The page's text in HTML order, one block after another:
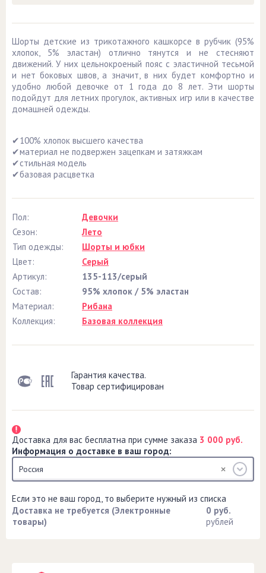
Шорты детские из трикотажного кашкорсе в рубчик (95%
хлопок, 5% эластан) отлично тянутся и не стесняют
движений. У них цельнокроеный пояс с эластичной тесьмой
и нет боковых швов, а значит, в них будет комфортно и
удобно любой девочке от 1 года до 8 лет. Эти шорты
подойдут для летних прогулок, активных игр или в качестве
домашней одежды.
✔100% хлопок высшего качества
✔материал не подвержен зацепкам и затяжкам
✔стильная модель
✔базовая расцветка
Пол:
Девочки
Сезон:
Лето
Тип одежды:
Шорты и юбки
Цвет:
Серый
Артикул:
135-113/серый
Состав:
95% хлопок / 5% эластан
Материал:
Рибана
Коллекция:
Базовая коллекция
Гарантия качества.
Товар сертифицирован
Доставка для вас бесплатна при сумме заказа 3 000 руб.
Информация о доставке в ваш город:
Россия
Если это не ваш город, то выберите нужный из списка
Доставка не требуется (Электронные
товары)
0 руб.
рублей